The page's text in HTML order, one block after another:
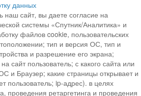
данных
наш сайт, вы даете согласие на
системы «Спутник/Аналитика» и
файлов cookie, пользовательских
тип и версия ОС, тип и
и разрешение его экрана;
сайт пользователь; с какого сайта или
и Браузер; какие страницы открывает и
пользователь; ip-адрес). в целях
проведения ретаргетинга и проведения